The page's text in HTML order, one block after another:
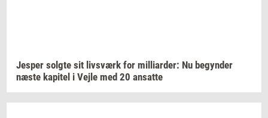
Jes­per solg­te sit livs­værk for mil­li­ar­der: Nu be­gyn­der
næste ka­pi­tel i Vejle med 20 an­sat­te